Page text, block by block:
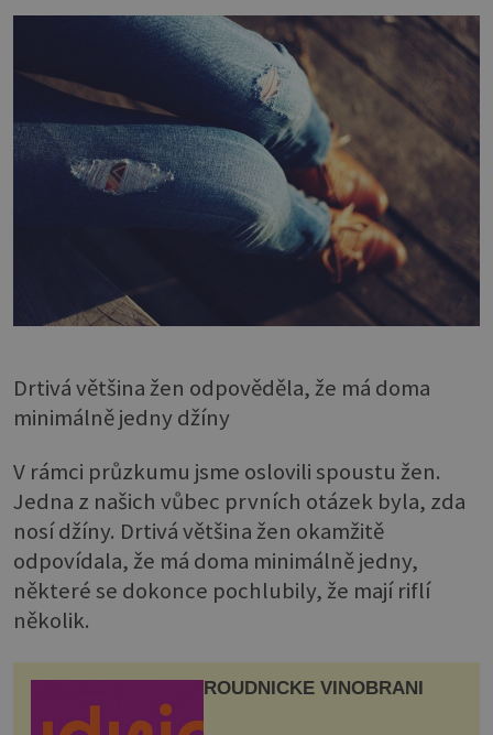
Drtivá většina žen odpověděla, že má doma
minimálně jedny džíny
V rámci průzkumu jsme oslovili spoustu žen.
Jedna z našich vůbec prvních otázek byla, zda
nosí džíny. Drtivá většina žen okamžitě
odpovídala, že má doma minimálně jedny,
některé se dokonce pochlubily, že mají riflí
několik.
ROUDNICKÉ VINOBRANÍ